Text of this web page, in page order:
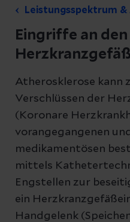
Leistungsspektrum
Eingriffe an den
Atherosklerose kann
Verschlüssen der
(Koronare
vorangegangenen
medikamentösen
mittels
Engstellen zur
ein
Handgelenk